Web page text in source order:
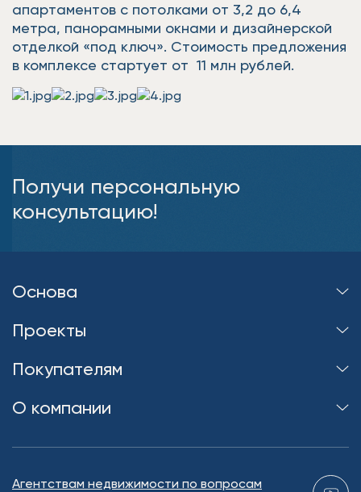
апартаментов с потолками от 3,2 до 6,4
метра, панорамными окнами и дизайнерской
отделкой «под ключ». Стоимость предложения
в комплексе стартует от 11 млн рублей.
Получи персональную
консультацию!
Основа
Проекты
Покупателям
О компании
Агентствам недвижимости по вопросам